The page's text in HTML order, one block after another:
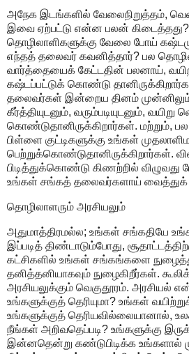
அநேக இடங்களில் வேலைநிறுத்தம்,
இவை ஏற்பட்டு என்ன பலன்
தொழிலாளிகளுக்கு வேலை போய்
எந்தத் தலைவர் கவனித்தார்? பல
வார்த்தையைக் கேட்டதின் பலனாய்,
கஷ்டப்பட்டுக் கொண்டு
தலைவர்கள் இன்றைய தினம்
கீர்த்தியுடனும், வரும்படியுடனும், வயிறு
கொண்டுதானிருக்கிறார்கள். மற்றும்,
பிள்ளை குட்டிகளுக்கு உங்கள்
பெற்றுக்கொண்டுதானிருக்கிறார்கள்.
பிடித்துக்கொண்டு கிணற்றில்
உங்கள் சங்கத் தலைவர்களாய் வைத்துக்
தொழிலாளரும் அரசியலும்
அதுமாத்திரமல்ல; உங்கள் சங்கதியே
இப்படித் திண்டாடும்போது,
கட்சிகளில் உங்கள் சங்கங்களை
தனித்தனியாகவும் நுழைகிறீர்கள்.
அரசியலுக்கும் வெகுதூரம். அரசியல்
உங்களுக்குத் தெரியுமா? உங்கள்
உங்களுக்குத் தெரியவில்லையானால்,
நீங்கள் அறிவதெப்படி? உங்களுக்கு
இன்னதென்று கண்டுபிடிக்க உங்களால்